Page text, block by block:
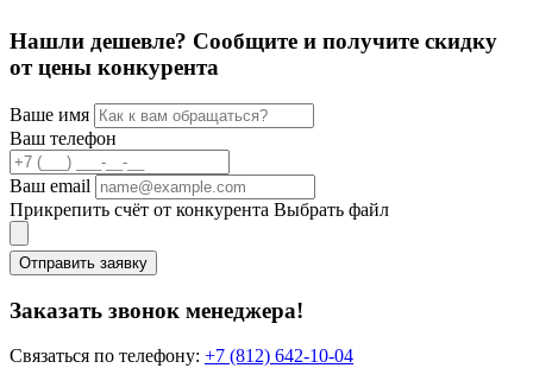
Нашли дешевле? Сообщите и получите скидку
от цены конкурента
Ваше имя
Ваш телефон
Ваш email
Прикрепить счёт от конкурента Выбрать файл
Отправить заявку
Заказать звонок менеджера!
Связаться по телефону: +7 (812) 642-10-04